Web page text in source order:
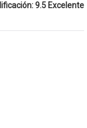
9.5 Excelente